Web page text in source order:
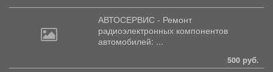
АВТОСЕРВИС - Ремонт
радиоэлектронных компонентов
автомобилей: ...
500 руб.